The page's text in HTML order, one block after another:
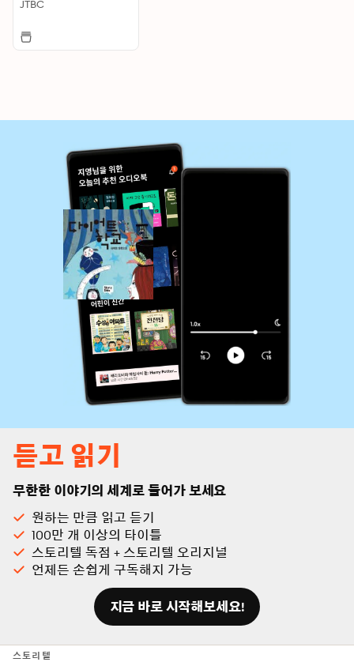
JTBC
듣고 읽기
무한한 이야기의 세계로 들어가 보세요
원하는 만큼 읽고 듣기
100만 개 이상의 타이틀
스토리텔 독점 + 스토리텔 오리지널
언제든 손쉽게 구독해지 가능
지금 바로 시작해보세요!
스토리텔